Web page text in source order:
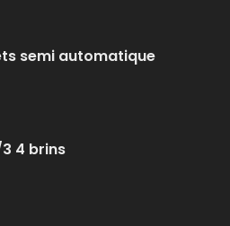
semi automatique
4 brins